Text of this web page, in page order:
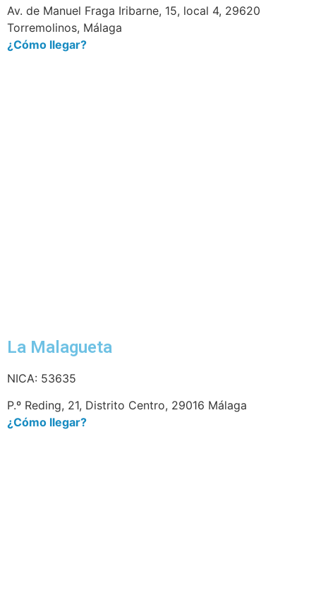
Av. de Manuel Fraga Iribarne, 15, local 4, 29620
Torremolinos, Málaga
¿Cómo llegar?
La Malagueta
NICA: 53635
P.º Reding, 21, Distrito Centro, 29016 Málaga
¿Cómo llegar?